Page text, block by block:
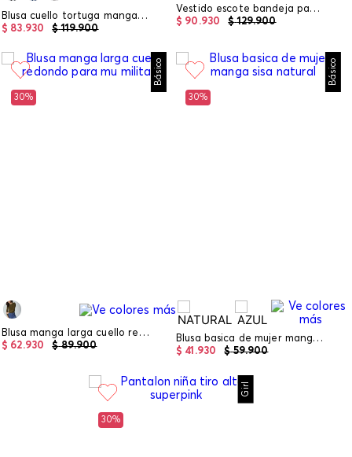
Blusa cuello tortuga manga larga para mu
$ 119.900
$ 83.930
Vestido escote bandeja para girl
$ 129.900
$ 90 .930
Básico
30%
Blusa manga larga cuello redondo para mu
$ 89.900
$ 62.930
Básico
30%
Blusa basica de mujer manga sisa
$ 59.900
$ 41 .930
Girl
30%